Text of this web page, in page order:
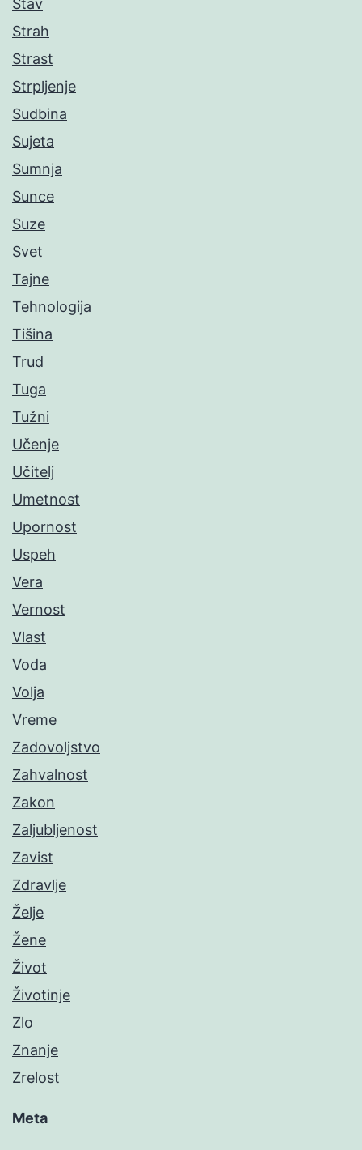
Stav
Strah
Strast
Strpljenje
Sudbina
Sujeta
Sumnja
Sunce
Suze
Svet
Tajne
Tehnologija
Tišina
Trud
Tuga
Tužni
Učenje
Učitelj
Umetnost
Upornost
Uspeh
Vera
Vernost
Vlast
Voda
Volja
Vreme
Zadovoljstvo
Zahvalnost
Zakon
Zaljubljenost
Zavist
Zdravlje
Želje
Žene
Život
Životinje
Zlo
Znanje
Zrelost
Meta